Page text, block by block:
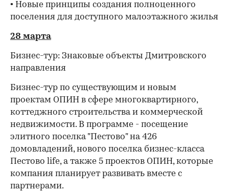
• Новые принципы создания полноценного
поселения для доступного малоэтажного жилья
28 марта
Бизнес-тур: Знаковые объекты Дмитровского
направления
Бизнес-тур по существующим и новым
проектам ОПИН в сфере многоквартирного,
коттеджного строительства и коммерческой
недвижимости. В программе - посещение
элитного поселка "Пестово" на 426
домовладений, нового поселка бизнес-класса
Пестово life, а также 5 проектов ОПИН, которые
компания планирует развивать вместе с
партнерами.